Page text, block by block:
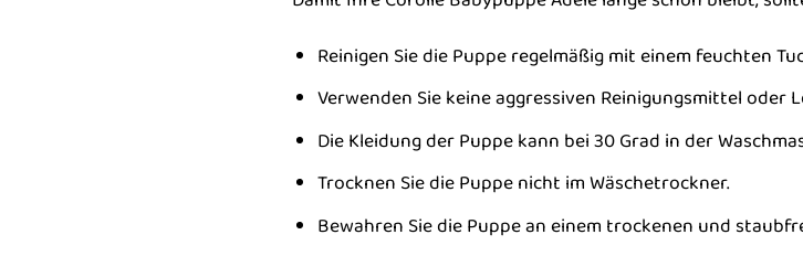
Reinigen Sie die Puppe regelmäßig mit einem feuchten
Verwenden Sie keine aggressiven Reinigungsmittel oder
Die Kleidung der Puppe kann bei 30 Grad in der
Trocknen Sie die Puppe nicht im Wäschetrockner.
Bewahren Sie die Puppe an einem trockenen und